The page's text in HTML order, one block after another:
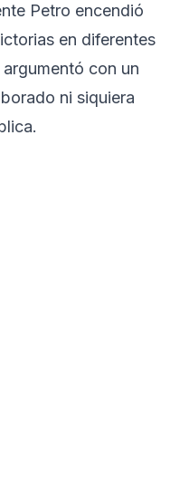
Petro encendió
en diferentes
con un
ni siquiera